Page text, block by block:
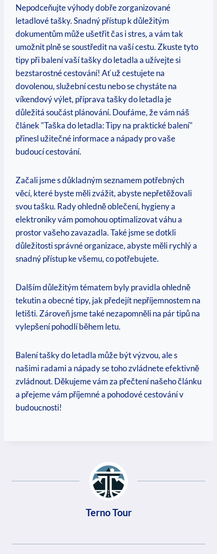
Nepodceňujte výhody dobře zorganizované
letadlové tašky. Snadný přístup k důležitým
dokumentům může ušetřit čas ⁣i stres, a vám tak
umožnit plně se soustředit na ‌vaší⁢ cestu. Zkuste tyto
tipy při balení vaší tašky do letadla a užívejte si
⁢bezstarostné cestování! ​Ať už cestujete na
dovolenou, služební cestu nebo se chystáte na
víkendový ⁢výlet, příprava tašky do letadla je
důležitá součást plánování. Doufáme, že vám náš
článek "Taška do letadla: Tipy na praktické balení"
přinesl užitečné informace a nápady pro vaše
budoucí ⁤cestování.
Začali jsme s důkladným seznamem potřebných
věcí, které byste‍ měli zvážit, abyste‌ nepřetěžovali
svou tašku. Rady ohledně oblečení, hygieny a
elektroniky‍ vám ⁢pomohou optimalizovat váhu a
‌prostor vašeho zavazadla. Také jsme se dotkli
důležitosti ⁤správné organizace, abyste ⁣měli rychlý a⁤
snadný přístup ke všemu,‌ co potřebujete.
Dalším důležitým tématem byly pravidla ohledně
tekutin a obecné tipy, jak předejít nepříjemnostem na
letišti. Zároveň jsme ⁤také nezapomněli na pár tipů na
vylepšení pohodlí během letu.
Balení ‌tašky​ do letadla může být výzvou, ale s
našimi radami a nápady se toho zvládnete efektivně
zvládnout. Děkujeme ⁢vám ‍za přečtení⁣ našeho⁢ článku
a přejeme vám‌ příjemné a pohodové cestování ⁤v
budoucnosti!
Terno Tour